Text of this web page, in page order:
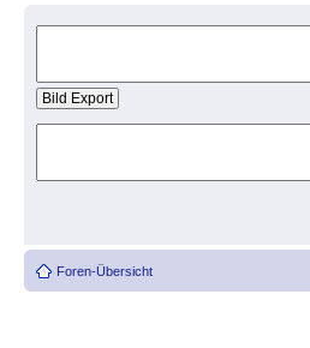
Foren-Übersicht